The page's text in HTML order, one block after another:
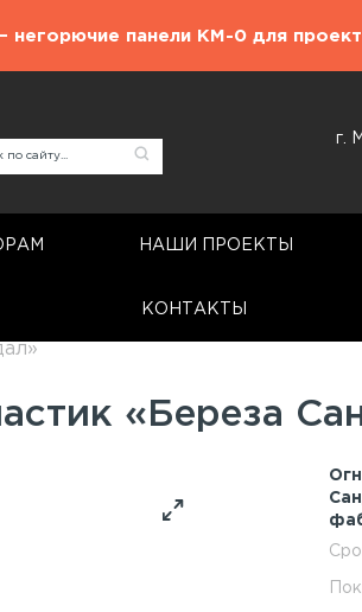
панели КМ-0 для
г.
НАШИ ПРОЕКТЫ
КОНТАКТЫ
«Береза